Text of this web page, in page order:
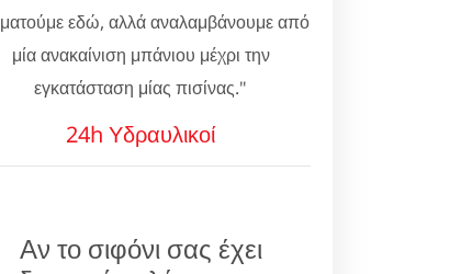
εδώ, αλλά αναλαμβάνουμε από
μία ανακαίνιση μπάνιου μέχρι την
εγκατάσταση μίας πισίνας."
24h Υδραυλικοί
Αν το σιφόνι σας έχει